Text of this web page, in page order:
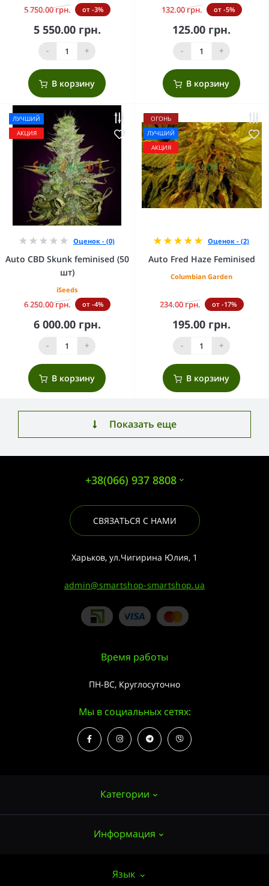
5 750.00 грн. от -3%
5 550.00 грн.
- +
В корзину
132.00 грн. от -5%
125.00 грн.
- +
В корзину
ЛУЧШИЙ
АКЦИЯ
Оценок - (0)
Auto CBD Skunk feminised (50
шт)
iSeeds
6 250.00 грн. от -4%
6 000.00 грн.
- +
В корзину
ОГОНЬ
ЛУЧШИЙ
АКЦИЯ
Оценок - (2)
Auto Fred Haze Feminised
Columbian Garden
234.00 грн. от -17%
195.00 грн.
- +
В корзину
Показать еще
+38(066) 937 8808
СВЯЗАТЬСЯ С НАМИ
Харьков, ул.Чигирина Юлия, 1
admin@smartshop-smartshop.ua
Категории
Информация
Время работы
ПН-ВС, Круглосуточно
Мы в социальных сетях:
Язык